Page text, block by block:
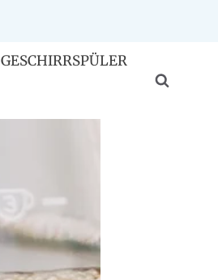
GESCHIRRSPÜLER